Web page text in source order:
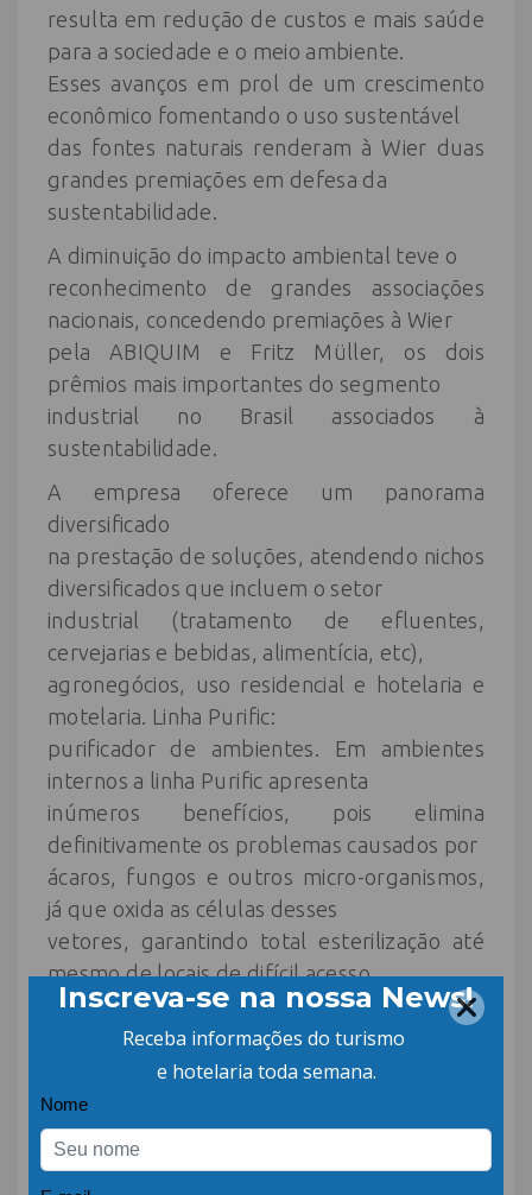
resulta em redução de custos e mais saúde
para a sociedade e o meio ambiente.
Esses avanços em prol de um crescimento
econômico fomentando o uso sustentável
das fontes naturais renderam à Wier duas
grandes premiações em defesa da
sustentabilidade.
A diminuição do impacto ambiental teve o
reconhecimento de grandes associações
nacionais, concedendo premiações à Wier
pela ABIQUIM e Fritz Müller, os dois
prêmios mais importantes do segmento
industrial no Brasil associados à
sustentabilidade.
A empresa oferece um panorama
diversificado
na prestação de soluções, atendendo nichos
diversificados que incluem o setor
industrial (tratamento de efluentes,
cervejarias e bebidas, alimentícia, etc),
agronegócios, uso residencial e hotelaria e
motelaria. Linha Purific:
purificador de ambientes. Em ambientes
internos a linha Purific apresenta
inúmeros benefícios, pois elimina
definitivamente os problemas causados por
ácaros, fungos e outros micro-organismos,
já que oxida as células desses
vetores, garantindo total esterilização até
mesmo de locais de difícil acesso,
apresentando um diferencial em relação
aos produtos químicos convencionais.
Eliminação de maus odores Também
apresenta vantagens em relação aos
sanitizantes
comuns na eliminação de maus odores,